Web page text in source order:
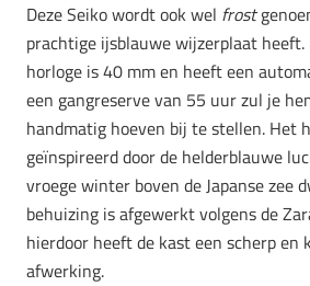
Deze Seiko wordt ook wel frost
prachtige ijsblauwe wijzerplaat
horloge is 40 mm en heeft een
een gangreserve van 55 uur zul je
handmatig hoeven bij te stellen. Het
geïnspireerd door de helderblauwe
vroege winter boven de Japanse zee
behuizing is afgewerkt volgens de
hierdoor heeft de kast een scherp en
afwerking.